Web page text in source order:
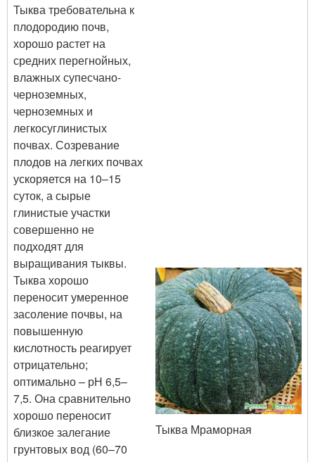
Тыква требовательна к
плодородию почв,
хорошо растет на
средних перегнойных,
влажных супесчано-
черноземных,
черноземных и
легкосуглинистых
почвах. Созревание
плодов на легких почвах
ускоряется на 10–15
суток, а сырые
глинистые участки
совершенно не
подходят для
выращивания тыквы.
Тыква хорошо
переносит умеренное
засоление почвы, на
повышенную
кислотность реагирует
отрицательно;
оптимально – рН 6,5–
7,5. Она сравнительно
хорошо переносит
близкое залегание
грунтовых вод (60–70
Тыква Мраморная